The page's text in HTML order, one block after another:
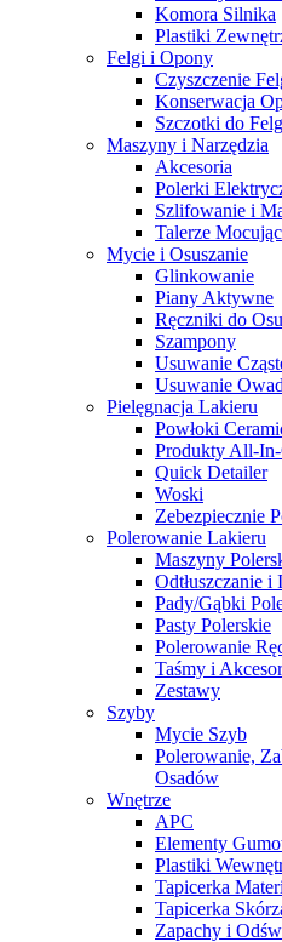
Komora Silnika
Plastiki
Felgi i Opony
Czyszczenie
Konserwacja
Szczotki do
Maszyny i Narzędzia
Akcesoria
Polerki
Szlifowanie i
Talerze
Mycie i Osuszanie
Glinkowanie
Piany Aktywne
Ręczniki do
Szampony
Usuwanie
Usuwanie
Pielęgnacja Lakieru
Powłoki
Produkty All-
Quick Detailer
Woski
Zebezpiecznie
Polerowanie Lakieru
Maszyny
Odtłuszczanie i
Pady/Gąbki
Pasty Polerskie
Polerowanie
Taśmy i
Zestawy
Szyby
Mycie Szyb
Polerowanie,
Osadów
Wnętrze
APC
Elementy
Plastiki
Tapicerka
Tapicerka
Zapachy i